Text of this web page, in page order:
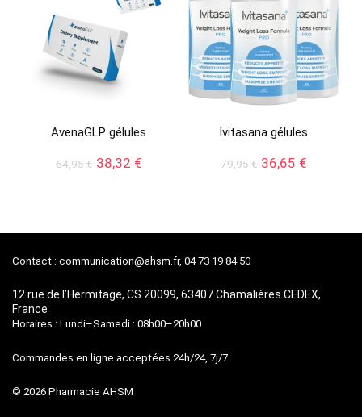
AvenaGLP gélules
64,95€ Le
38,32 €Le
Ivitasana gélules
79,95€ Le
36,65 €Le
Contact : communication@ahsm.fr, 04 73 19 84 50
12 rue de l’Hermitage, CS 20099, 63407 Chamalières CEDEX,
France
Horaires : Lundi–Samedi : 08h00–20h00
Commandes en ligne acceptées 24h/24, 7j/7.
© 2026 Pharmacie AHSM